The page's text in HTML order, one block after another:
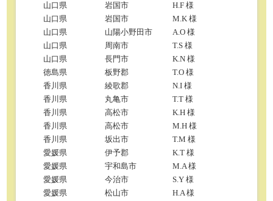
山口県
岩国市
H.F 様
山口県
岩国市
M.K 様
山口県
山陽小野田市
A.O 様
山口県
周南市
T.S 様
山口県
長門市
K.N 様
徳島県
板野郡
T.O 様
香川県
綾歌郡
N.I 様
香川県
丸亀市
T.T 様
香川県
高松市
K.H 様
香川県
高松市
M.H 様
香川県
坂出市
T.M 様
愛媛県
伊予郡
K.T 様
愛媛県
宇和島市
M.A 様
愛媛県
今治市
S.Y 様
愛媛県
松山市
H.A 様